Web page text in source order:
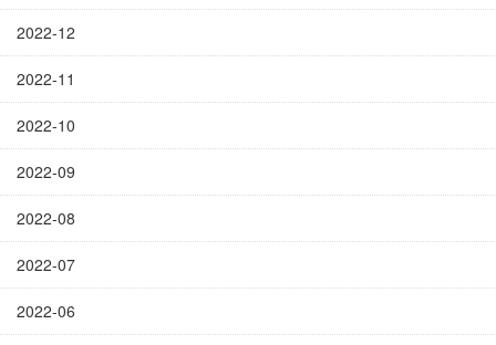
2022-12
2022-11
2022-10
2022-09
2022-08
2022-07
2022-06